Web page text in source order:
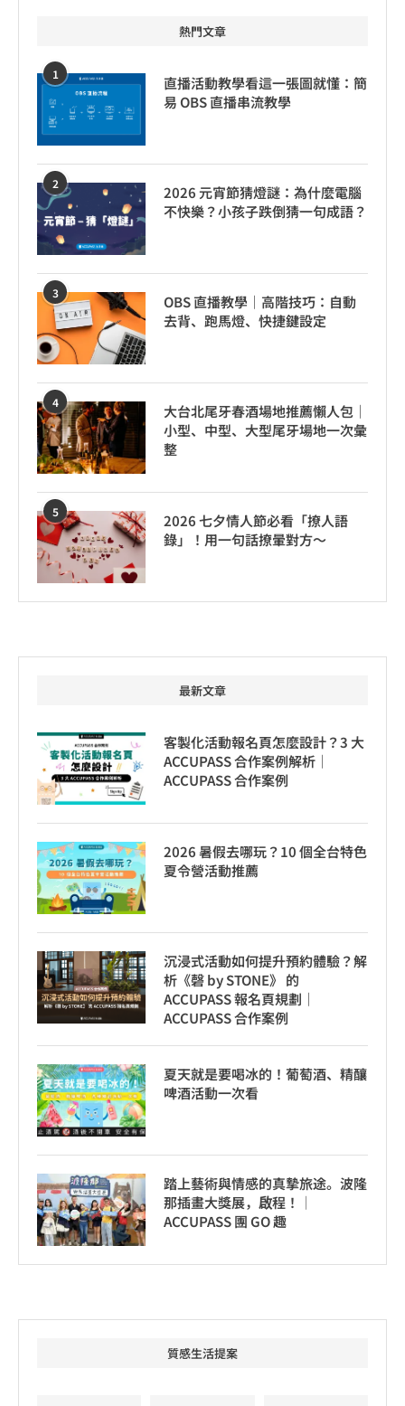
熱門文章
1
直播活動教學看這一張圖就懂：簡
易 OBS 直播串流教學
2
2026 元宵節猜燈謎：為什麼電腦
不快樂？小孩子跌倒猜一句成語？
3
OBS 直播教學｜高階技巧：自動
去背、跑馬燈、快捷鍵設定
4
大台北尾牙春酒場地推薦懶人包｜
小型、中型、大型尾牙場地一次彙
整
5
2026 七夕情人節必看「撩人語
錄」！用一句話撩暈對方～
最新文章
客製化活動報名頁怎麼設計？3 大
ACCUPASS 合作案例解析｜
ACCUPASS 合作案例
2026 暑假去哪玩？10 個全台特色
夏令營活動推薦
沉浸式活動如何提升預約體驗？解
析《磬 by STONE》 的
ACCUPASS 報名頁規劃｜
ACCUPASS 合作案例
夏天就是要喝冰的！葡萄酒、精釀
啤酒活動一次看
踏上藝術與情感的真摯旅途。波隆
那插畫大獎展，啟程！│
ACCUPASS 團 GO 趣
質感生活提案